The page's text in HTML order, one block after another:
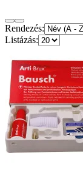
Rendezés:
Listázás: